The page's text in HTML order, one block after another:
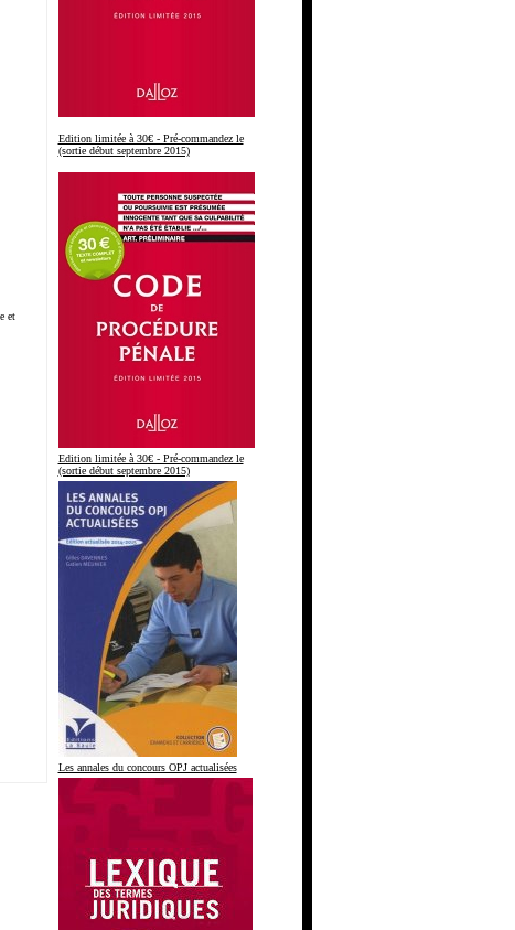
et
Edition limitée à 30€ - Pré-commandez le
(sortie début septembre 2015)
Edition limitée à 30€ - Pré-commandez le
(sortie début septembre 2015)
Les annales du concours OPJ actualisées